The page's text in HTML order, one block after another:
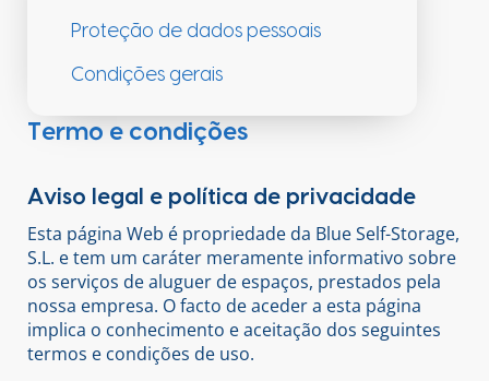
Proteção de dados pessoais
Condições gerais
Termo e condições
Aviso legal e política de privacidade
Esta página Web é propriedade da Blue Self-Storage,
S.L. e tem um caráter meramente informativo sobre
os serviços de aluguer de espaços, prestados pela
nossa empresa. O facto de aceder a esta página
implica o conhecimento e aceitação dos seguintes
termos e condições de uso.